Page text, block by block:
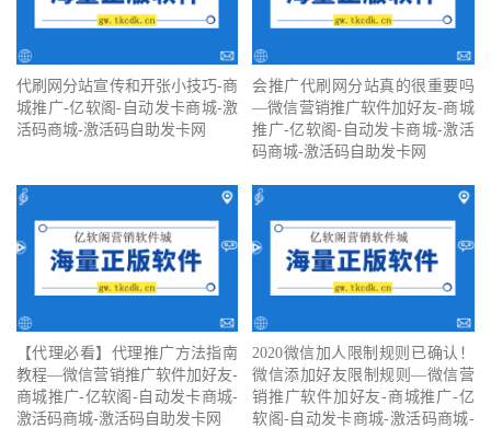
代刷网分站宣传和开张小技巧-商
城推广-亿软阁-自动发卡商城-激
活码商城-激活码自助发卡网
会推广代刷网分站真的很重要吗
—微信营销推广软件加好友-商城
推广-亿软阁-自动发卡商城-激活
码商城-激活码自助发卡网
【代理必看】‍代理推广方法指南
教程—微信营销推广软件加好友-
商城推广-亿软阁-自动发卡商城-
激活码商城-激活码自助发卡网
2020微信加人限制规则已确认！
微信添加好友限制规则—微信营
销推广软件加好友-商城推广-亿
软阁-自动发卡商城-激活码商城-